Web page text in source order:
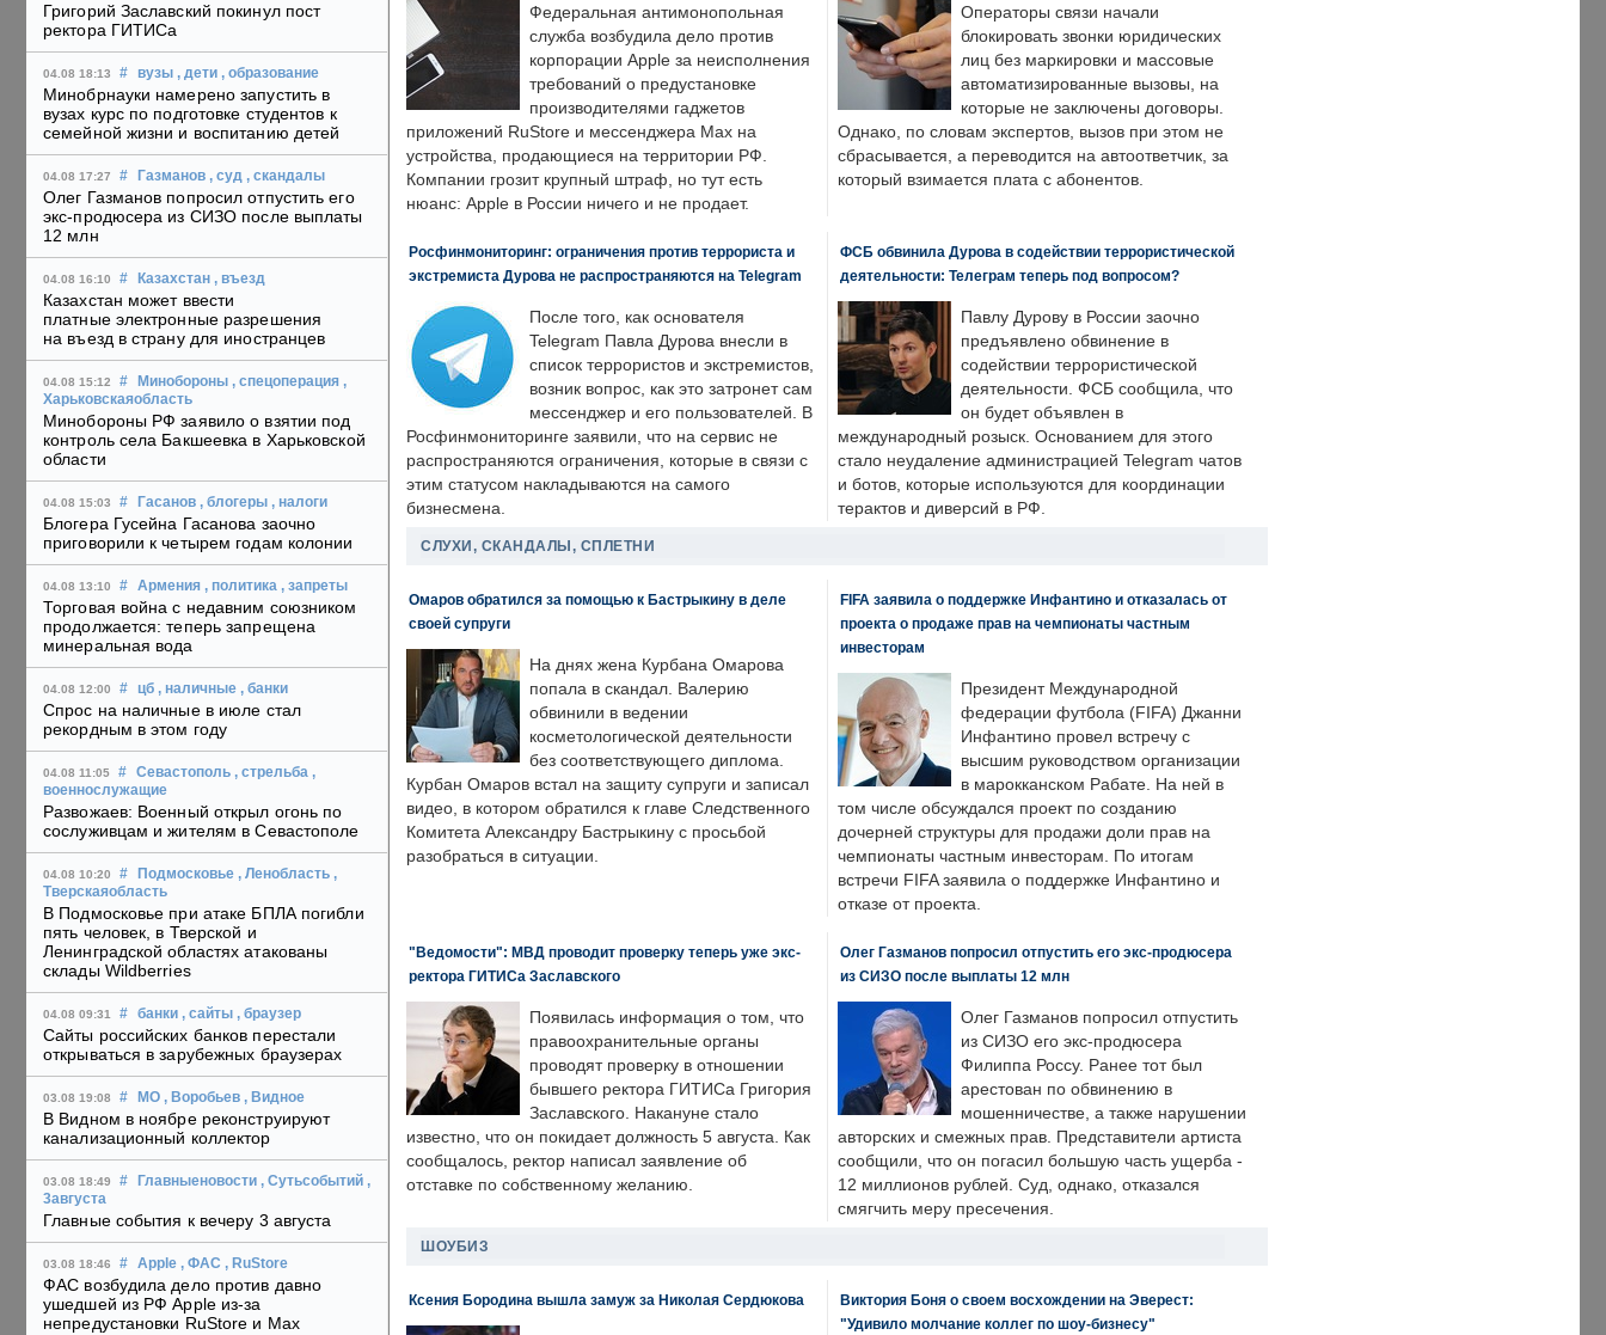
Григорий Заславский покинул пост
ректора ГИТИСа
04.08 18:13 # вузы , дети , образование
Минобрнауки намерено запустить в
вузах курс по подготовке студентов к
семейной жизни и воспитанию детей
04.08 17:27 # Газманов , суд , скандалы
Олег Газманов попросил отпустить его
экс-продюсера из СИЗО после выплаты
12 млн
04.08 16:10 # Казахстан , въезд
Казахстан может ввести
платные электронные разрешения
на въезд в страну для иностранцев
04.08 15:12 # Минобороны , спецоперация ,
Харьковскаяобласть
Минобороны РФ заявило о взятии под
контроль села Бакшеевка в Харьковской
области
04.08 15:03 # Гасанов , блогеры , налоги
Блогера Гусейна Гасанова заочно
приговорили к четырем годам колонии
04.08 13:10 # Армения , политика , запреты
Торговая война с недавним союзником
продолжается: теперь запрещена
минеральная вода
04.08 12:00 # цб , наличные , банки
Спрос на наличные в июле стал
рекордным в этом году
04.08 11:05 # Севастополь , стрельба ,
военнослужащие
Развожаев: Военный открыл огонь по
сослуживцам и жителям в Севастополе
04.08 10:20 # Подмосковье , Ленобласть ,
Тверскаяобласть
В Подмосковье при атаке БПЛА погибли
пять человек, в Тверской и
Ленинградской областях атакованы
склады Wildberries
04.08 09:31 # банки , сайты , браузер
Сайты российских банков перестали
открываться в зарубежных браузерах
03.08 19:08 # МО , Воробьев , Видное
В Видном в ноябре реконструируют
канализационный коллектор
03.08 18:49 # Главныеновости , Сутьсобытий ,
3августа
Главные события к вечеру 3 августа
03.08 18:46 # Apple , ФАС , RuStore
ФАС возбудила дело против давно
ушедшей из РФ Apple из-за
непредустановки RuStore и Max
Федеральная антимонопольная
служба возбудила дело против
корпорации Apple за неисполнения
требований о предустановке
производителями гаджетов
приложений RuStore и мессенджера Max на
устройства, продающиеся на территории РФ.
Компании грозит крупный штраф, но тут есть
нюанс: Apple в России ничего и не продает.
Операторы связи начали
блокировать звонки юридических
лиц без маркировки и массовые
автоматизированные вызовы, на
которые не заключены договоры.
Однако, по словам экспертов, вызов при этом не
сбрасывается, а переводится на автоответчик, за
который взимается плата с абонентов.
Росфинмониторинг: ограничения против террориста и
экстремиста Дурова не распространяются на Telegram
После того, как основателя
Telegram Павла Дурова внесли в
список террористов и экстремистов,
возник вопрос, как это затронет сам
мессенджер и его пользователей. В
Росфинмониторинге заявили, что на сервис не
распространяются ограничения, которые в связи с
этим статусом накладываются на самого
бизнесмена.
ФСБ обвинила Дурова в содействии террористической
деятельности: Телеграм теперь под вопросом?
Павлу Дурову в России заочно
предъявлено обвинение в
содействии террористической
деятельности. ФСБ сообщила, что
он будет объявлен в
международный розыск. Основанием для этого
стало неудаление администрацией Telegram чатов
и ботов, которые используются для координации
терактов и диверсий в РФ.
СЛУХИ, СКАНДАЛЫ, СПЛЕТНИ
Омаров обратился за помощью к Бастрыкину в деле
своей супруги
На днях жена Курбана Омарова
попала в скандал. Валерию
обвинили в ведении
косметологической деятельности
без соответствующего диплома.
Курбан Омаров встал на защиту супруги и записал
видео, в котором обратился к главе Следственного
Комитета Александру Бастрыкину с просьбой
разобраться в ситуации.
FIFA заявила о поддержке Инфантино и отказалась от
проекта о продаже прав на чемпионаты частным
инвесторам
Президент Международной
федерации футбола (FIFA) Джанни
Инфантино провел встречу с
высшим руководством организации
в марокканском Рабате. На ней в
том числе обсуждался проект по созданию
дочерней структуры для продажи доли прав на
чемпионаты частным инвесторам. По итогам
встречи FIFA заявила о поддержке Инфантино и
отказе от проекта.
"Ведомости": МВД проводит проверку теперь уже экс-
ректора ГИТИСа Заславского
Появилась информация о том, что
правоохранительные органы
проводят проверку в отношении
бывшего ректора ГИТИСа Григория
Заславского. Накануне стало
известно, что он покидает должность 5 августа. Как
сообщалось, ректор написал заявление об
отставке по собственному желанию.
Олег Газманов попросил отпустить его экс-продюсера
из СИЗО после выплаты 12 млн
Олег Газманов попросил отпустить
из СИЗО его экс-продюсера
Филиппа Россу. Ранее тот был
арестован по обвинению в
мошенничестве, а также нарушении
авторских и смежных прав. Представители артиста
сообщили, что он погасил большую часть ущерба -
12 миллионов рублей. Суд, однако, отказался
смягчить меру пресечения.
ШОУБИЗ
Ксения Бородина вышла замуж за Николая Сердюкова
Виктория Боня о своем восхождении на Эверест:
"Удивило молчание коллег по шоу-бизнесу"